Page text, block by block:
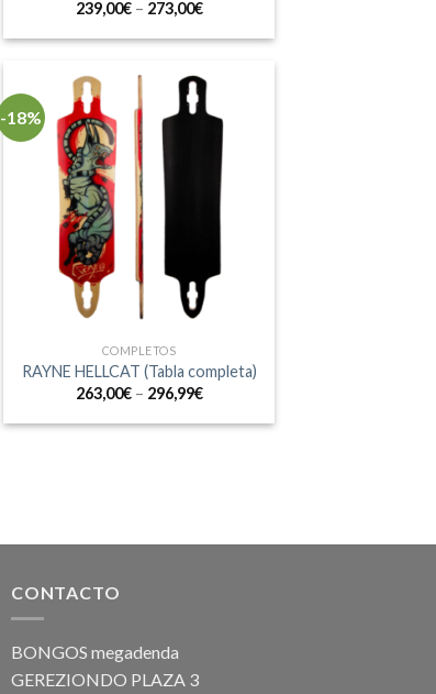
239,00€– 273,00€
-18%
COMPLETOS
RAYNE HELLCAT (Tabla completa)
263,00€– 296,99€
CONTACTO
BONGOS megadenda
GEREZIONDO PLAZA 3